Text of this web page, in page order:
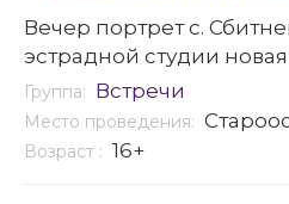
Вечер портрет с.
эстрадной студии
Группа: Встречи
Место проведения:
Возраст : 16+